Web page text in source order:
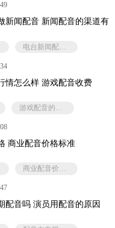
新闻配音 新闻配音的渠道有
电台新闻配音小技巧
游戏解说配音行情怎么样 游戏配音收费
游戏配音的价格
商业配音价格标准
商业配音价格标准
电视剧都是后期配音吗 演员用配音的原因